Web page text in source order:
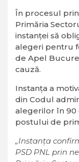
În procesul
Primăria
instanţei să
alegeri pentru
de Apel
cauză.
Instanţa a
din Codul
alegerilor în 90
postului de
„Instanţa
PSD PNL prin